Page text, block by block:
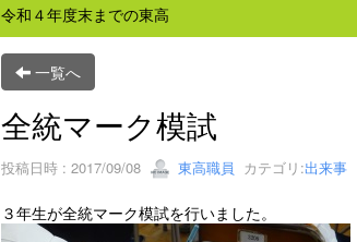
令和４年度末までの東高
一覧へ
全統マーク模試
投稿日時 : 2017/09/08 東高職員 カテゴリ:出来事
３年生が全統マーク模試を行いました。